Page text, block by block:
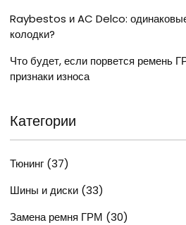
Raybestos и AC Delco:
колодки?
Что будет, если порвется ремень
признаки износа
Категории
Тюнинг (37)
Шины и диски (33)
Замена ремня ГРМ (30)